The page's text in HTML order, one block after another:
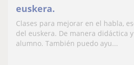
euskera.
Clases para mejorar en el habla,
del euskera. De manera didáctica
alumno. También puedo ayu...